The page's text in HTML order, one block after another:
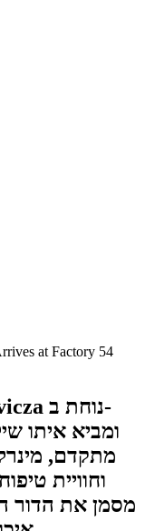
at Factory 54
מתקדם,
וחוויית
מסמן את הדור